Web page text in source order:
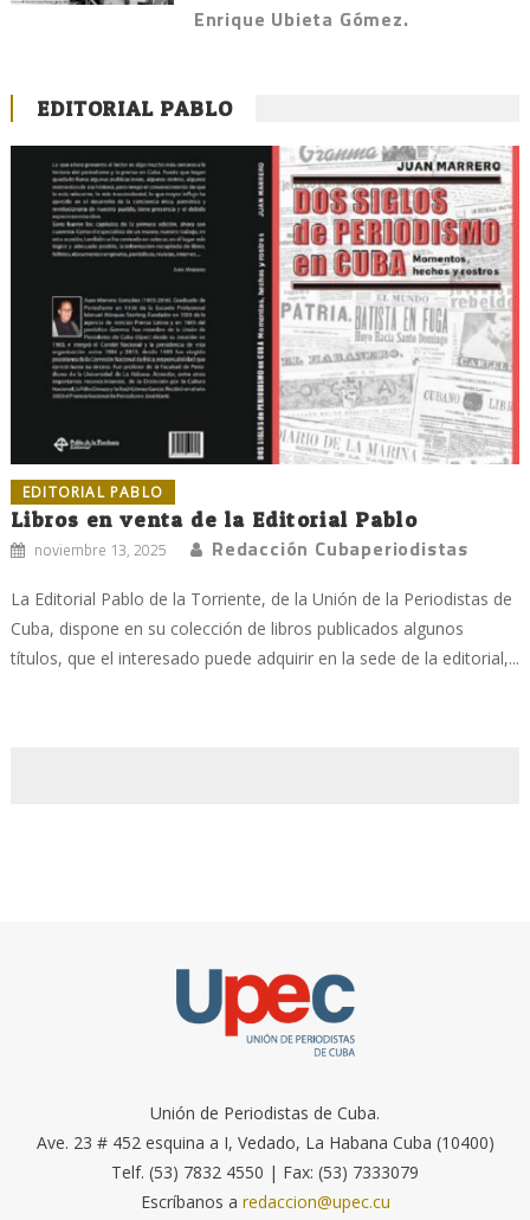
Enrique Ubieta Gómez.
EDITORIAL PABLO
EDITORIAL PABLO
Libros en venta de la Editorial Pablo
noviembre 13, 2025 Redacción Cubaperiodistas
La Editorial Pablo de la Torriente, de la Unión de la Periodistas de
Cuba, dispone en su colección de libros publicados algunos
títulos, que el interesado puede adquirir en la sede de la editorial,...
Unión de Periodistas de Cuba.
Ave. 23 # 452 esquina a I, Vedado, La Habana Cuba (10400)
Telf. (53) 7832 4550 | Fax: (53) 7333079
Escríbanos a redaccion@upec.cu